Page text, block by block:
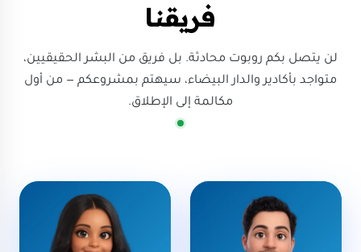
فريقنا
لن يتصل بكم روبوت محادثة. بل فريق من البشر الحقيقيين،
متواجد بأكادير والدار البيضاء، سيهتم بمشروعكم — من أول
مكالمة إلى الإطلاق.